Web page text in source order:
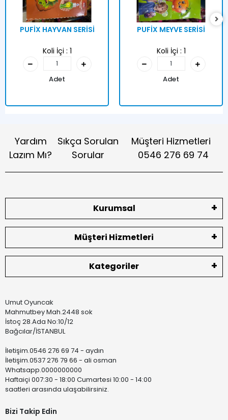
PUFİX HAYVAN SERİSİ
Koli İçi : 1
Adet
PUFİX MEYVE SERİSİ
Koli İçi : 1
Adet
Yardım
Lazım Mı?
Sıkça Sorulan
Sorular
Müşteri Hizmetleri
0546 276 69 74
Kurumsal
Müşteri Hizmetleri
Kategoriler
Umut Oyuncak
Mahmutbey Mah.2448 sok
İstoç 28.Ada No:10/12
Bağcılar/İSTANBUL
İletişim.0546 276 69 74 - aydın
İletişim.0537 276 79 66 - ali osman
Whatsapp.0000000000
Haftaiçi 007:30 - 18:00 Cumartesi 10:00 - 14:00
saatleri arasında ulaşabilirsiniz.
Bizi Takip Edin